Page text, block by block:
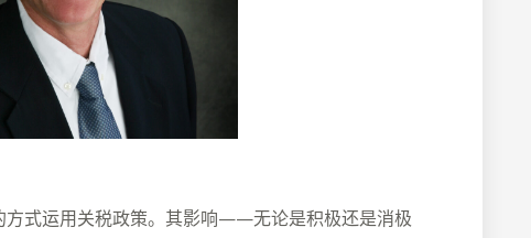
方式运用关税政策。其影响——无论是积极还是消极